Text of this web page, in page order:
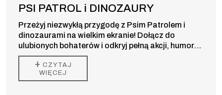
PSI PATROL i DINOZAURY
Przeżyj niezwykłą przygodę z Psim Patrolem i
dinozaurami na wielkim ekranie! Dołącz do
ulubionych bohaterów i odkryj pełną akcji, humoru
oraz prehistorycznych niespodzianek kinową
premierę dla całej rodziny.
+ CZYTAJ
WIĘCEJ